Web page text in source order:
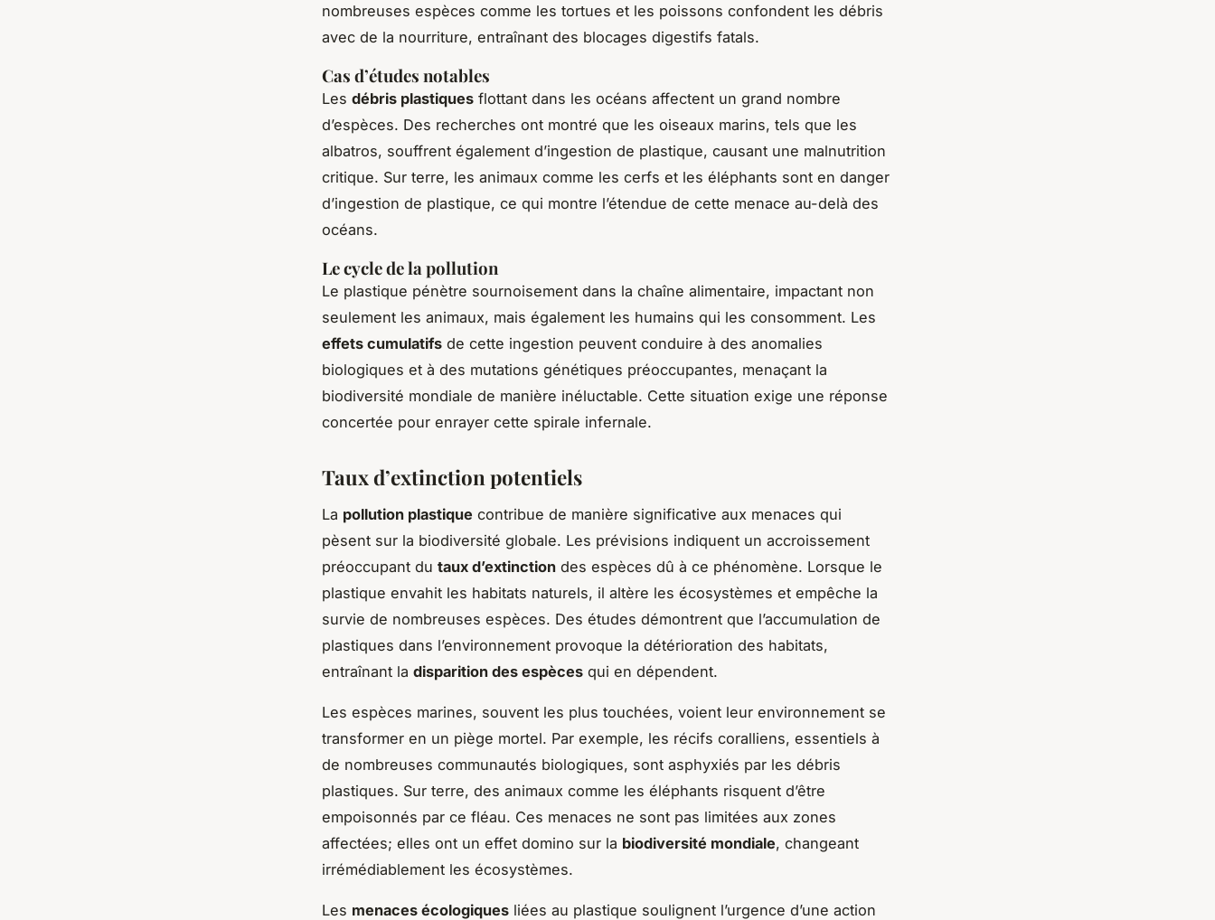
nombreuses espèces comme les tortues et les poissons confondent les débris
avec de la nourriture, entraînant des blocages digestifs fatals.
Cas d’études notables
Les débris plastiques flottant dans les océans affectent un grand nombre
d’espèces. Des recherches ont montré que les oiseaux marins, tels que les
albatros, souffrent également d’ingestion de plastique, causant une malnutrition
critique. Sur terre, les animaux comme les cerfs et les éléphants sont en danger
d’ingestion de plastique, ce qui montre l’étendue de cette menace au-delà des
océans.
Le cycle de la pollution
Le plastique pénètre sournoisement dans la chaîne alimentaire, impactant non
seulement les animaux, mais également les humains qui les consomment. Les
effets cumulatifs de cette ingestion peuvent conduire à des anomalies
biologiques et à des mutations génétiques préoccupantes, menaçant la
biodiversité mondiale de manière inéluctable. Cette situation exige une réponse
concertée pour enrayer cette spirale infernale.
Taux d’extinction potentiels
La pollution plastique contribue de manière significative aux menaces qui
pèsent sur la biodiversité globale. Les prévisions indiquent un accroissement
préoccupant du taux d’extinction des espèces dû à ce phénomène. Lorsque le
plastique envahit les habitats naturels, il altère les écosystèmes et empêche la
survie de nombreuses espèces. Des études démontrent que l’accumulation de
plastiques dans l’environnement provoque la détérioration des habitats,
entraînant la disparition des espèces qui en dépendent.
Les espèces marines, souvent les plus touchées, voient leur environnement se
transformer en un piège mortel. Par exemple, les récifs coralliens, essentiels à
de nombreuses communautés biologiques, sont asphyxiés par les débris
plastiques. Sur terre, des animaux comme les éléphants risquent d’être
empoisonnés par ce fléau. Ces menaces ne sont pas limitées aux zones
affectées; elles ont un effet domino sur la biodiversité mondiale, changeant
irrémédiablement les écosystèmes.
Les menaces écologiques liées au plastique soulignent l’urgence d’une action